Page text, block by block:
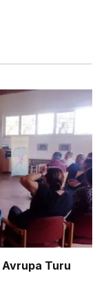
Avrupa Turu